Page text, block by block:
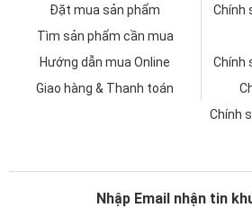
Đặt mua sản phẩm
Tìm sản phẩm cần mua
Hướng dẫn mua Online
Giao hàng & Thanh toán
Chính
Chính
Chính
Nhập Email nhận tin